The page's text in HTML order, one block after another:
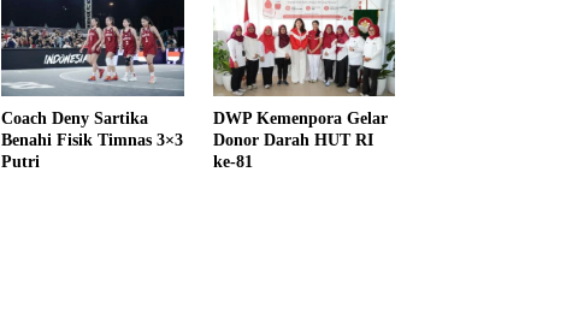
Coach Deny Sartika
Benahi Fisik Timnas 3×3
Putri
DWP Kemenpora Gelar
Donor Darah HUT RI
ke-81